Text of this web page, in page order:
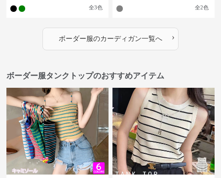
全3色 全2色
ボーダー服のカーディガン一覧へ ›
ボーダー服タンクトップのおすすめアイテム